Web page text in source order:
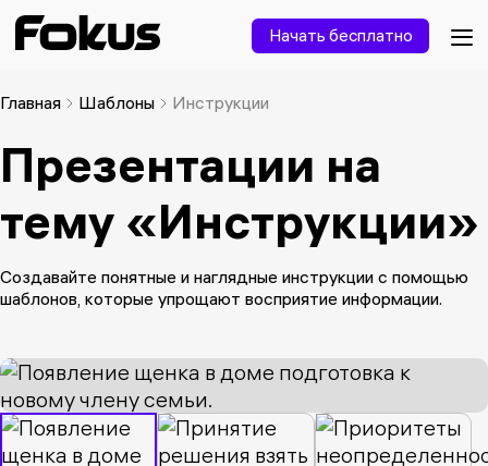
Начать бесплатно
Главная Шаблоны Инструкции
Презентации на
тему «Инструкции»
Создавайте понятные и наглядные инструкции с помощью
шаблонов, которые упрощают восприятие информации.